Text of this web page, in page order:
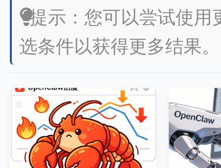
提示：您可以尝试使用
选条件以获得更多结果。